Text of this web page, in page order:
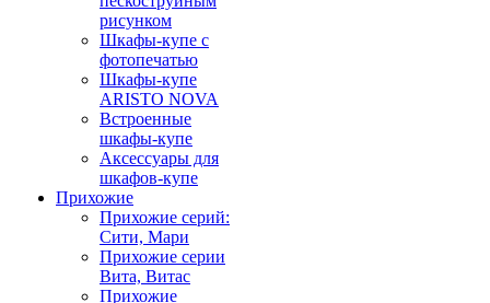
рисунком
Шкафы-купе с
фотопечатью
Шкафы-купе
ARISTO NOVA
Встроенные
шкафы-купе
Аксессуары для
шкафов-купе
Прихожие
Прихожие серий:
Сити, Мари
Прихожие серии
Вита, Витас
Прихожие